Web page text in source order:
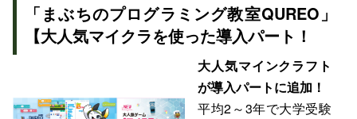
「まぶちのプログラミング教室QUREO」
【大人気マイクラを使った導入パート！
大人気マインクラフト
が導入パートに追加！
平均2～3年で大学受験